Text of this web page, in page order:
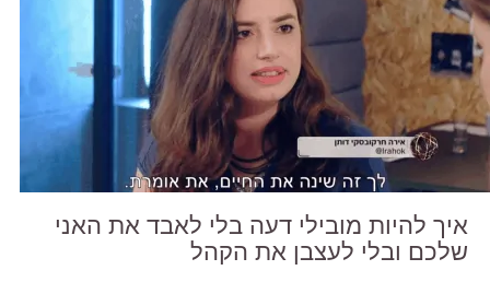
איך להיות מובילי דעה בלי לאבד את האני
שלכם ובלי לעצבן את הקהל